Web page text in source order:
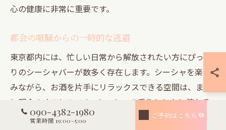
心の健康に非常に重要です。
都会の喧騒からの一時的な逃避
東京都内には、忙しい日常から解放されたい方にぴった
りのシーシャバーが数多く存在します。シーシャを楽し
みながら、お酒を片手にリラックスできる空間は、まさ
に都会のオアシスです。シーシャの香りとともに流れる
時間は、現実から少しだけ離れ、自分自身を見つめ直す
090-4382-1980
営業時間 19:00~5:00
ご予約はこちら